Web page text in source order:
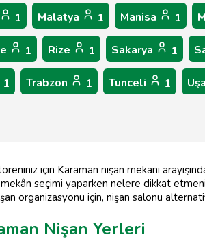
1 Malatya 1 Manisa 1
1 Rize 1 Sakarya 1
1 Trabzon 1 Tunceli 1
için Karaman nişan mekanı
seçimi yaparken nelere dikkat
organizasyonu için, nişan salonu
Nişan Yerleri